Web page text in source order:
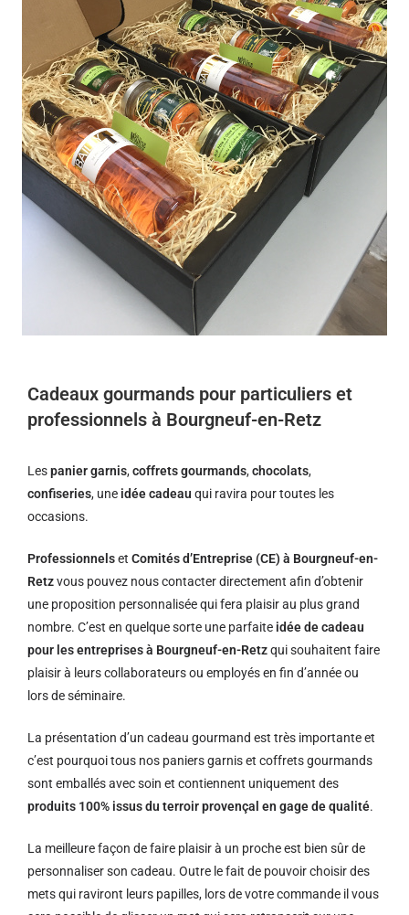
Cadeaux gourmands pour particuliers et
professionnels à Bourgneuf-en-Retz
Lespanier garnis,coffrets gourmands,chocolats,
confiseries, une idée cadeau qui ravira pour toutes les
occasions.
Professionnelset Comités d’Entreprise (CE) à Bourgneuf-en-
Retzvous pouvez nous contacter directement afin d’obtenir
une proposition personnalisée qui fera plaisir au plus grand
nombre. C’est en quelque sorte une parfaite idée de cadeau
pour les entreprises à Bourgneuf-en-Retzqui souhaitent faire
plaisir à leurs collaborateurs ou employés en fin d’année ou
lors de séminaire.
La présentation d’un cadeau gourmand est très importante et
c’est pourquoi tous nos paniers garnis et coffrets gourmands
sont emballés avec soin et contiennent uniquement des
produits 100% issus du terroir provençal en gage de qualité.
La meilleure façon de faire plaisir à un proche est bien sûr de
personnaliser son cadeau. Outre le fait de pouvoir choisir des
mets qui raviront leurs papilles, lors de votre commande il vous